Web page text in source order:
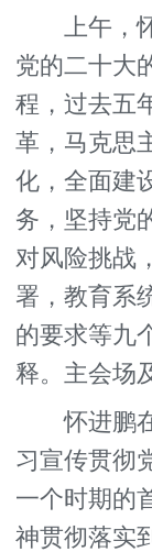
上午，怀
党的二十大
程，过去五
革，马克思
化，全面建
务，坚持党
对风险挑战
署，教育系
的要求等九
释。主会场
怀进鹏在
习宣传贯彻
一个时期的
神贯彻落实